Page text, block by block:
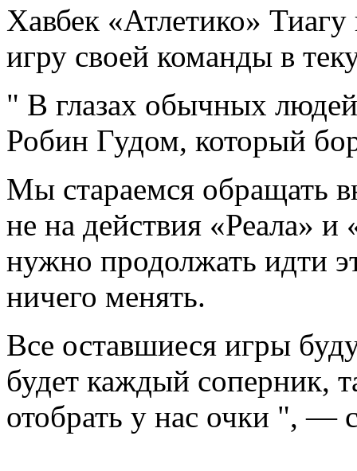
Хавбек «Атлетико»
игру своей команды в
" В глазах обычных
Робин Гудом, который
Мы стараемся обращать
не на действия «Реала»
нужно продолжать идти
ничего менять.
Все оставшиеся игры
будет каждый соперник,
отобрать у нас очки ", —